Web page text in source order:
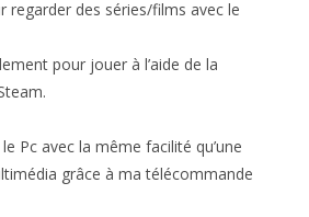
regarder des séries/films avec le
pour jouer à l’aide de la
Pc avec la même facilité qu’une
grâce à ma télécommande